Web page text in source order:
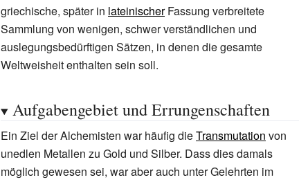
griechische, später in lateinischerFassung verbreitete
Sammlung von wenigen, schwer verständlichen und
auslegungsbedürftigen Sätzen, in denen die gesamte
Weltweisheit enthalten sein soll.
Aufgabengebiet und Errungenschaften
Ein Ziel der Alchemisten war häufig dieTransmutation von
unedlen Metallen zu Gold und Silber. Dass dies damals
möglich gewesen sei, war aber auch unter Gelehrten im